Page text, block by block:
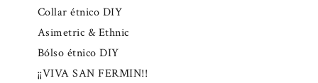
Collar étnico DIY
Asimetric & Ethnic
Bólso étnico DIY
¡¡VIVA SAN FERMIN!!